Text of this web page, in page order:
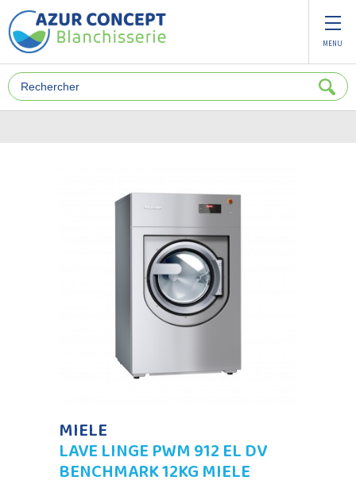
MENU
MIELE
LAVE LINGE PWM 912 EL DV
BENCHMARK 12KG MIELE
Panneau de gestion des cookies